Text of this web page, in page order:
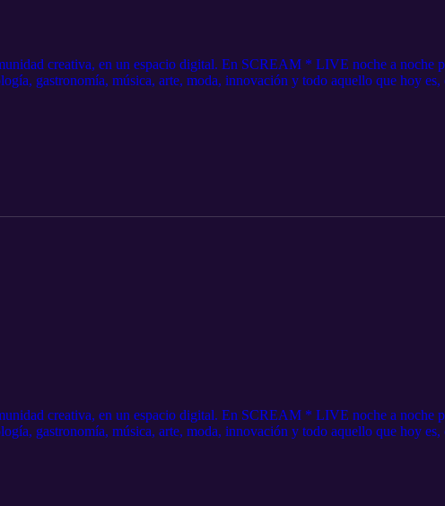
creativa, en un espacio digital. En SCREAM * LIVE noche a noche
gastronomía, música, arte, moda, innovación y todo aquello que hoy es,
tinyurl.com/45txpt72 Instagram: https://www.instagram.com/mijangos
creativa, en un espacio digital. En SCREAM * LIVE noche a noche
gastronomía, música, arte, moda, innovación y todo aquello que hoy es,
tinyurl.com/45txpt72 Instagram: https://www.instagram.com/mijangos